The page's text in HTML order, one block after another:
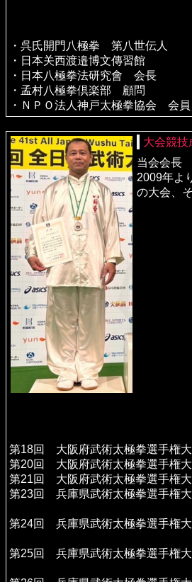
・呉氏開門八極拳 第八世伝人
・日本关西渡邉博文傳習館
・日本八極拳法研究會 会長
・孟村八極拳倶楽部 顧問
・ＮＰＯ法人神戸太極拳協会 会員
大会競技
当会会長
2009年よ
の大会、
第18回 大阪府武術太極拳選手権
第20回 大阪府武術太極拳選手権
第21回 大阪府武術太極拳選手権
第23回 兵庫県武術太極拳選手権
伝統器
第24回 兵庫県武術太極拳選手権
伝統器
第25回 兵庫県武術太極拳選手権
伝統器